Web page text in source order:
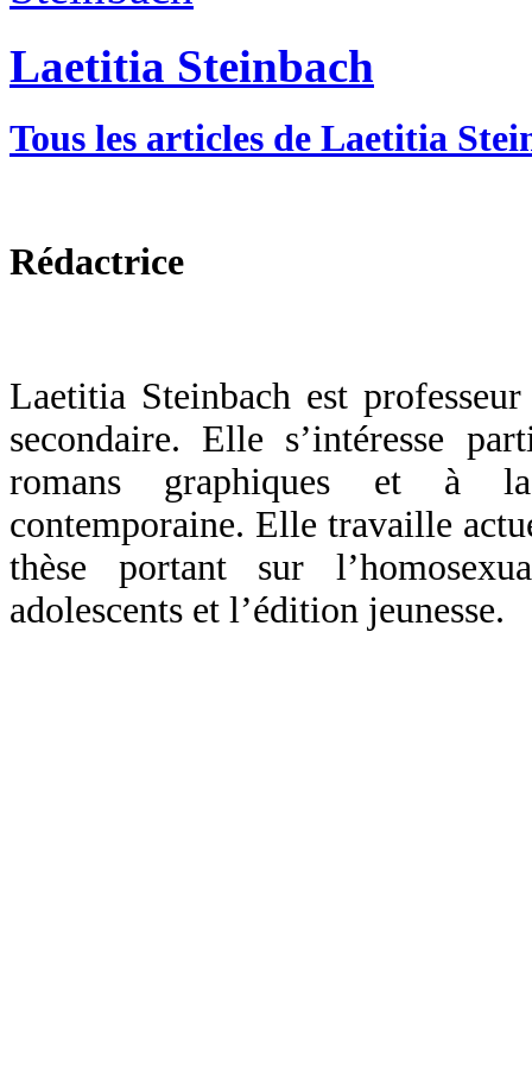
Laetitia Steinbach
Tous les articles de Laetitia
Rédactrice
Laetitia Steinbach est
secondaire. Elle s’intéresse
romans graphiques et à
contemporaine. Elle travaille
thèse portant sur
adolescents et l’édition jeunesse.